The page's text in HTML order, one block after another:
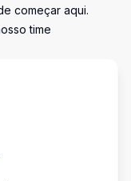
começar aqui.
time